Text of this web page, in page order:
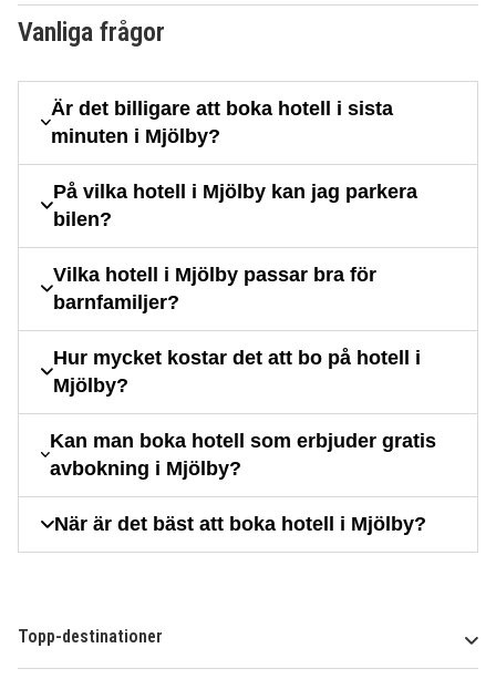
Vanliga frågor
Är det billigare att boka hotell i sista
minuten i Mjölby?
På vilka hotell i Mjölby kan jag parkera
bilen?
Vilka hotell i Mjölby passar bra för
barnfamiljer?
Hur mycket kostar det att bo på hotell i
Mjölby?
Kan man boka hotell som erbjuder gratis
avbokning i Mjölby?
När är det bäst att boka hotell i Mjölby?
Topp-destinationer